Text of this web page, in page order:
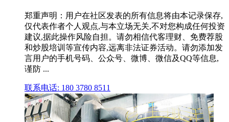
郑重声明：用户在社区发表的所有信息将由本记录保存,
仅代表作者个人观点,与本立场无关,不对您构成任何投资
建议,据此操作风险自担。请勿相信代客理财、免费荐股
和炒股培训等宣传内容,远离非法证券活动。请勿添加发
言用户的手机号码、公众号、微博、微信及QQ等信息,
谨防 ...
联系电话: 180 3780 8511